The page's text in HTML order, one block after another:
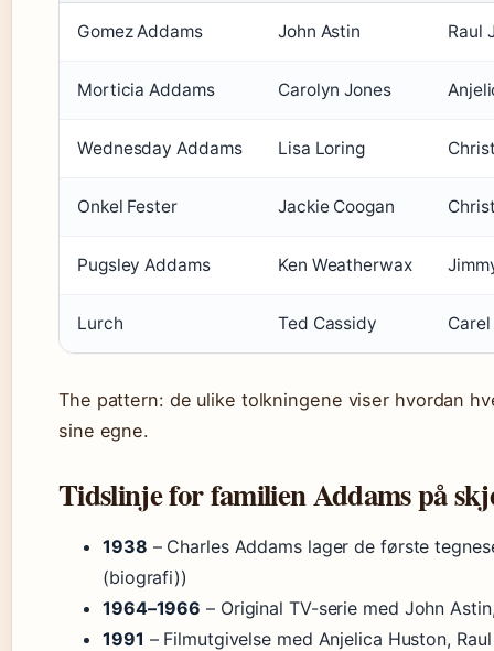
Gomez Addams John Astin Raul
Morticia Addams Carolyn Jones
Wednesday Addams Lisa Loring
Onkel Fester Jackie Coogan
Pugsley Addams Ken Weatherwax
Lurch Ted Cassidy
The pattern: de ulike tolkningene viser hvordan
sine egne.
Tidslinje for familien Addams på
1938 – Charles Addams lager de første
(biografi))
1964–1966 – Original TV-serie med John
1991 – Filmutgivelse med Anjelica Huston,